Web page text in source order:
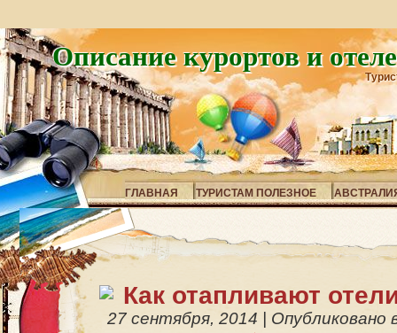
Описание курортов и
ГЛАВНАЯ ТУРИСТАМ ПОЛЕЗНОЕ
Как отапливают
27 сентября, 2014 Опубликовано